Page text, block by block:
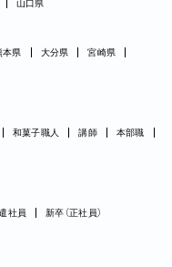
山口県
本県 大分県
宮崎県
和菓子職人 講師
本部職
社員 新卒（正社員）